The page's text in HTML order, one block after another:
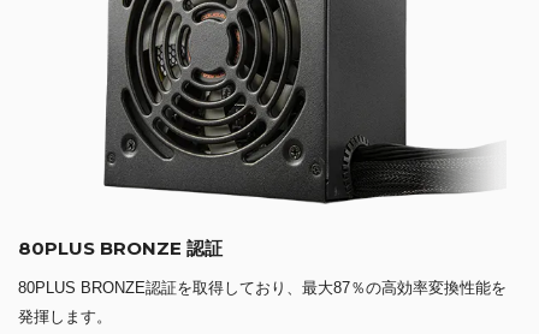
80PLUS BRONZE 認証
80PLUS BRONZE認証を取得しており、最大87％の高効率変換性能を
発揮します。